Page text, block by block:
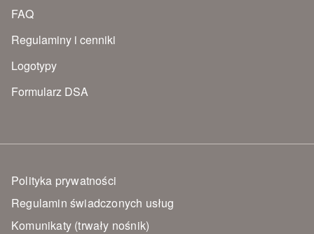
FAQ
Regulaminy i cenniki
Logotypy
Formularz DSA
Polityka prywatności
Regulamin świadczonych usług
Komunikaty (trwały nośnik)